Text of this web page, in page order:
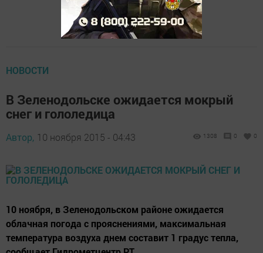
НОВОСТИ
В Зеленодольске ожидается мокрый
снег и гололедица
Автор, 10 ноября 2015 - 04:43 1308 0 0
10 ноября, в Зеленодольском районе ожидается
облачная погода с прояснениями, максимальная
температура воздуха днем составит 1 градус тепла,